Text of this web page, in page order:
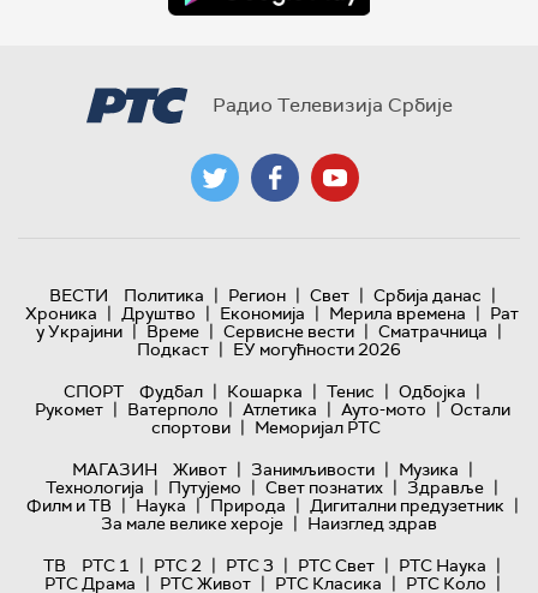
Радио Телевизија Србије
ВЕСТИ Политика | Регион | Свет | Србија данас |
Хроника | Друштво | Економија | Мерила времена | Рат
у Украјини | Време | Сервисне вести | Сматрачница |
Подкаст | ЕУ могућности 2026
СПОРТ
Фудбал | Кошарка | Тенис | Одбојка |
Рукомет | Ватерполо | Атлетика | Ауто-мото | Остали
спортови | Меморијал РТС
МАГАЗИН
Живот | Занимљивости | Музика |
Технологијa | Путујемо | Свет познатих | Здравље |
Филм и ТВ | Наука | Природа | Дигитални предузетник |
За мале велике хероје | Наизглед здрав
ТВ
РТС 1 | РТС 2 | РТС 3 | РТС Свет | РТС Наука |
РТС Драма | РТС Живот | РТС Класика | РТС Коло |